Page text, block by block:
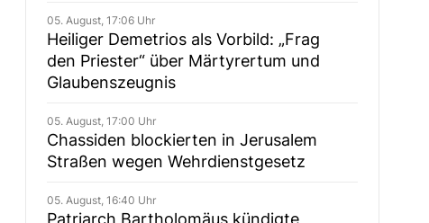
05. August, 17:06 Uhr
Heiliger Demetrios als Vorbild: „Frag
den Priester“ über Märtyrertum und
Glaubenszeugnis
05. August, 17:00 Uhr
Chassiden blockierten in Jerusalem
Straßen wegen Wehrdienstgesetz
05. August, 16:40 Uhr
Patriarch Bartholomäus kündigte